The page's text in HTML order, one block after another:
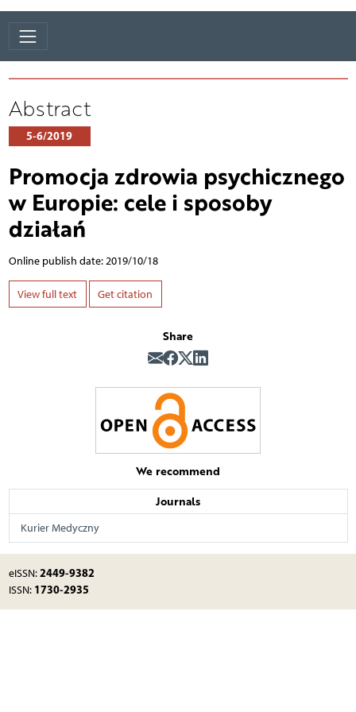
Abstract
5-6/2019
Promocja zdrowia psychicznego
w Europie: cele i sposoby
działań
Online publish date: 2019/10/18
View full text Get citation
Share
We recommend
Journals
Kurier Medyczny
eISSN:2449-9382
ISSN: 1730-2935